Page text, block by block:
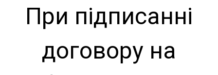
При підписанні
договору на